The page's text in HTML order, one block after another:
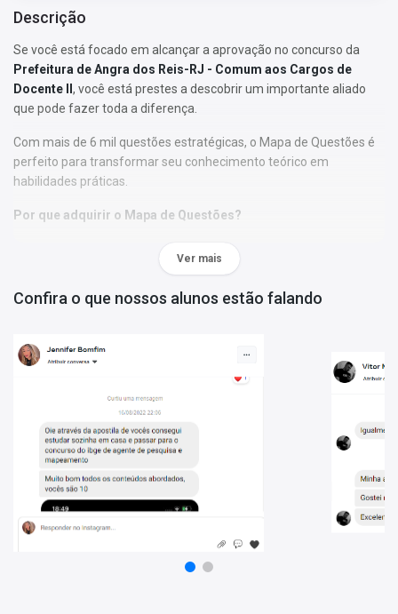
Descrição
Se você está focado em alcançar a aprovação no concurso da
Prefeitura de Angra dos Reis-RJ - Comum aos Cargos de
Docente II , você está prestes a descobrir um importante aliado
que pode fazer toda a diferença.
Com mais de 6 mil questões estratégicas, o Mapa de Questões é
perfeito para transformar seu conhecimento teórico em
habilidades práticas.
Por que adquirir o Mapa de Questões?
formato, a estrutura e o estilo das perguntas elaboradas pela
similares;
• Ao abordar um volume substancial de questões, você estará
apto a identificar os assuntos que têm maior recorrência nas
provas, direcionando seu foco de estudo para áreas de maior
relevância;
• Mediante a resolução das questões, você também terá a
capacidade de avaliar seu progresso por matéria e tópico,
permitindo um redirecionamento estratégico de seus estudos
para as áreas que necessitam maior dedicação;
Estes são apenas alguns dos benefícios em adquirir o
. Aproveite o super desconto!
Ver mais
Confira o que nossos alunos estão falando